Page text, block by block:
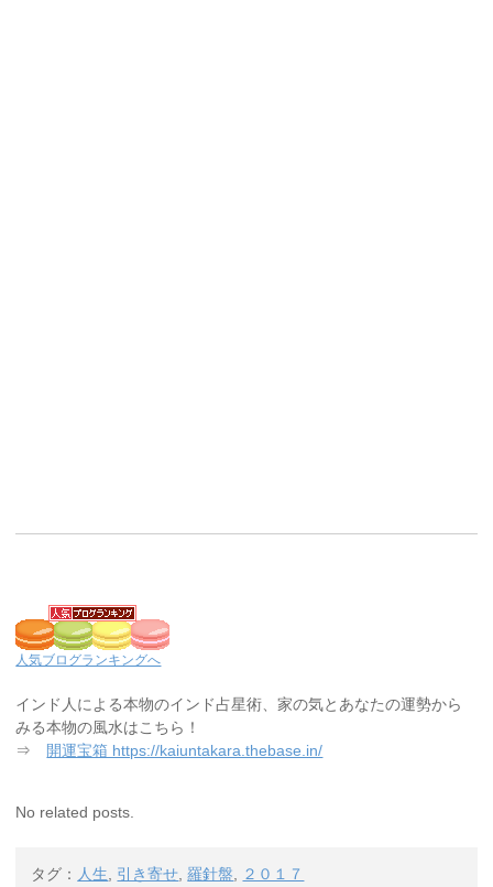
人気ブログランキングへ
インド人による本物のインド占星術、家の気とあなたの運勢から
みる本物の風水はこちら！
⇒ 開運宝箱 https://kaiuntakara.thebase.in/
No related posts.
タグ： 人生, 引き寄せ,羅針盤, ２０１７